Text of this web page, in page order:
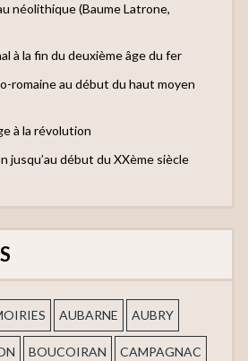
néolithique (Baume Latrone,
à la fin du deuxième âge du fer
romaine au début du haut moyen
à la révolution
jusqu’au début du XXème siècle
AUBARNE AUBRY
BOUCOIRAN CAMPAGNAC